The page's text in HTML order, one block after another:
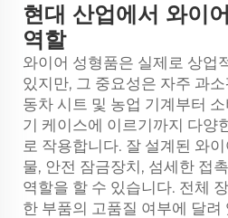
현대 산업에서 와이
역할
와이어 성형품은 실제로 상업
있지만, 그 중요성은 자주 과
동차 시트 및 농업 기계부터
기 케이스에 이르기까지 다양
로 작용합니다. 잘 설계된 와
물, 안전 잠금장치, 섬세한 접
역할을 할 수 있습니다. 전체
한 부품의 고품질 여부에 달려